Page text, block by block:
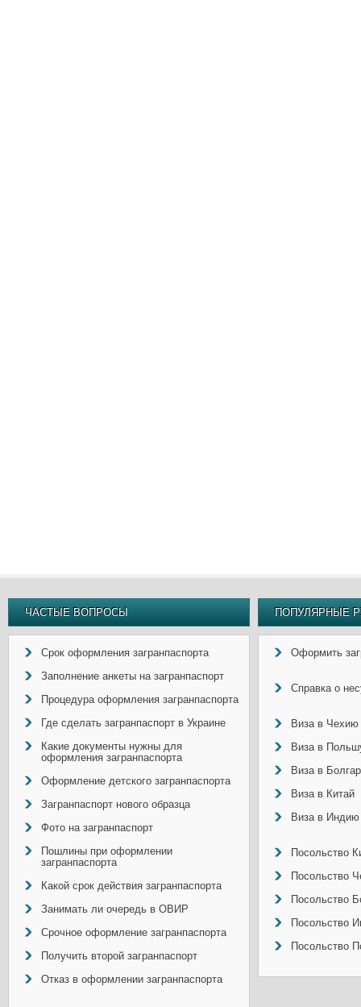
ЧАСТЫЕ ВОПРОСЫ
Срок оформления загранпаспорта
Заполнение анкеты на загранпаспорт
Процедура оформления загранпаспорта
Где сделать загранпаспорт в Украине
Какие документы нужны для
оформления загранпаспорта
Оформление детского загранпаспорта
Загранпаспорт нового образца
Фото на загранпаспорт
Пошлины при оформлении
загранпаспорта
Какой срок действия загранпаспорта
Занимать ли очередь в ОВИР
Срочное оформление загранпаспорта
Получить второй загранпаспорт
Отказ в оформлении загранпаспорта
ПОПУЛЯРНЫЕ
Оформить
Справка о
Виза в Чехию
Виза в
Виза в
Виза в Китай
Виза в Индию
Посольство
Посольство
Посольство
Посольство
Посольство